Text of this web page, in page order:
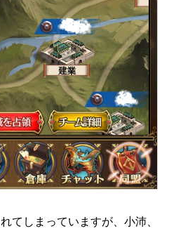
てしまっていますが、小沛、